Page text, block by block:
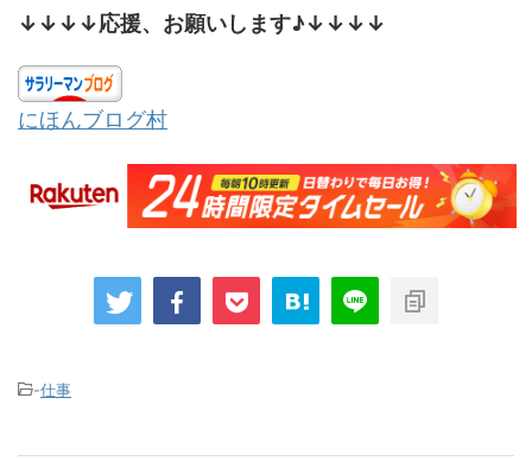
↓↓↓↓応援、お願いします♪↓↓↓↓
にほんブログ村
-仕事